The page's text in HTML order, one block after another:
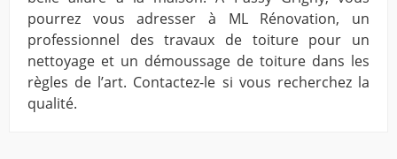
pourrez vous adresser à ML Rénovation, un
professionnel des travaux de toiture pour un
nettoyage et un démoussage de toiture dans les
règles de l’art. Contactez-le si vous recherchez la
qualité.